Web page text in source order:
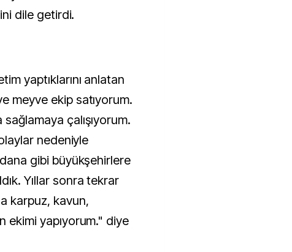
dile getirdi.
yaptıklarını anlatan
meyve ekip satıyorum.
çalışıyorum.
olaylar nedeniyle
gibi büyükşehirlere
Yıllar sonra tekrar
karpuz, kavun,
ekimi yapıyorum." diye